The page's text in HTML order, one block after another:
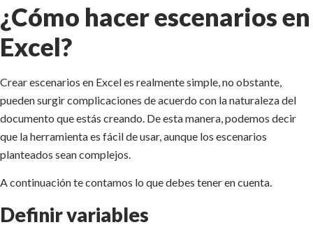
¿Cómo hacer escenarios en
Excel?
Crear escenarios en Excel es realmente simple, no obstante,
pueden surgir complicaciones de acuerdo con la naturaleza del
documento que estás creando. De esta manera, podemos decir
que la herramienta es fácil de usar, aunque los escenarios
planteados sean complejos.
A continuación te contamos lo que debes tener en cuenta.
Definir variables